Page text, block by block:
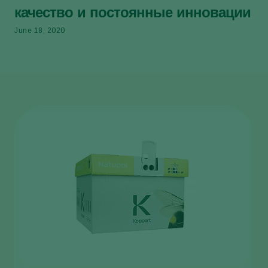
качество и постоянные инновации
June 18, 2020